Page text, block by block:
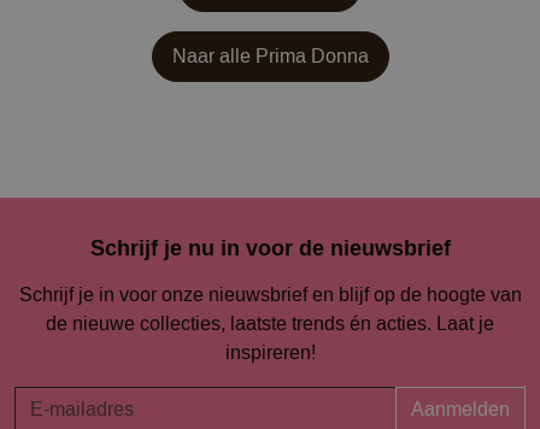
Naar alle Prima Donna
Schrijf je nu in voor de nieuwsbrief
Schrijf je in voor onze nieuwsbrief en blijf op de hoogte van
de nieuwe collecties, laatste trends én acties. Laat je
inspireren!
Aanmelden